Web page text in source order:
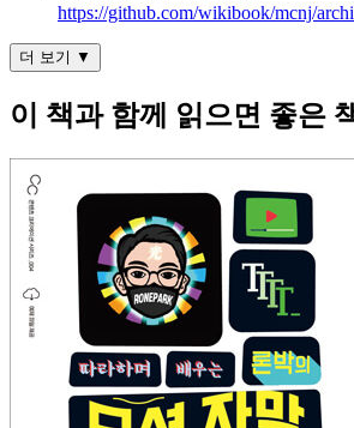
https://github.com/wikibook/mcnj/
더 보기 ▼
이 책과 함께 읽으면 좋은